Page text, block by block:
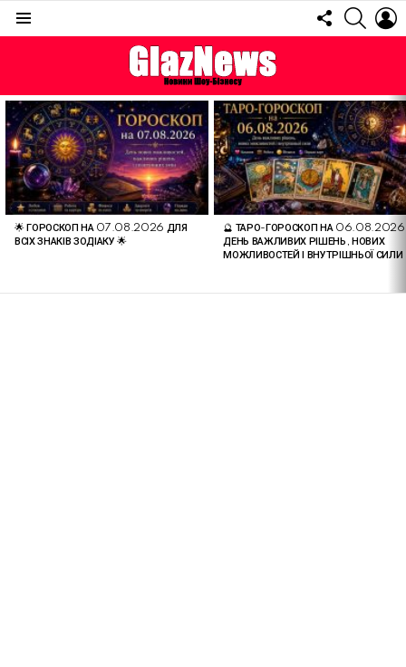
FOLLOW
US
ОСТАННІ
СТАТТІ
🌟 ГОРОСКОП НА 07.08.2026 ДЛЯ
ВСІХ ЗНАКІВ ЗОДІАКУ 🌟
🔮 ТАРО-ГОРОСКОП НА
ДЕНЬ ВАЖЛИВИХ РІШЕНЬ, НОВИХ
МОЖЛИВОСТЕЙ І ВНУТРІШНЬОЇ СИЛИ